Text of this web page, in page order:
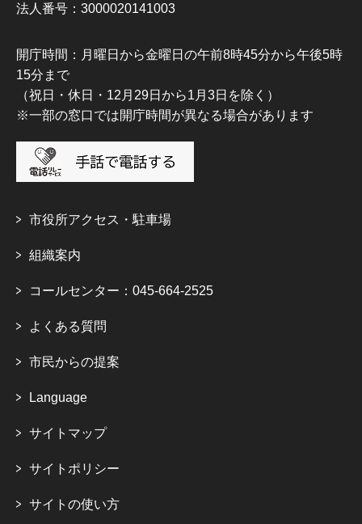
法人番号：3000020141003
開庁時間：月曜日から金曜日の午前8時45分から午後5時
15分まで
（祝日・休日・12月29日から1月3日を除く）
※一部の窓口では開庁時間が異なる場合があります
市役所アクセス・駐車場
組織案内
コールセンター：045-664-2525
よくある質問
市民からの提案
Language
サイトマップ
サイトポリシー
サイトの使い方